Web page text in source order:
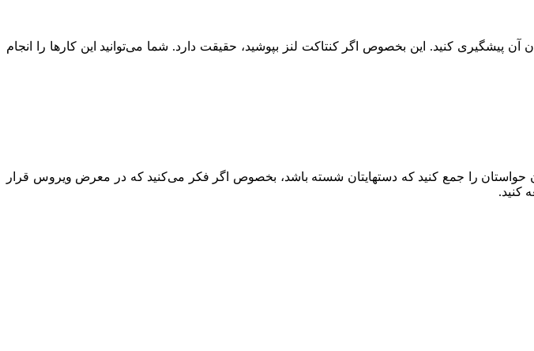
پیشگیری کنید. این بخصوص اگر کنتاکت لنز بپوشید، حقیقت دارد. شما می‌توانید این کارها را انجام
حواستان را جمع کنید که دستهایتان شسته باشد، بخصوص اگر فکر می‌کنید که در معرض ویروس قرار
کنید.